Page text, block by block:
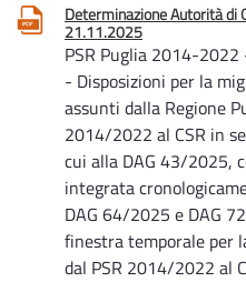
Determinazione Autorità di
21.11.2025
PSR Puglia 2014-
- Disposizioni per la
assunti dalla Regione
2014/2022 al CSR in
cui alla DAG 43/2025,
integrata
DAG 64/2025 e DAG
finestra temporale per
dal PSR 2014/2022 al